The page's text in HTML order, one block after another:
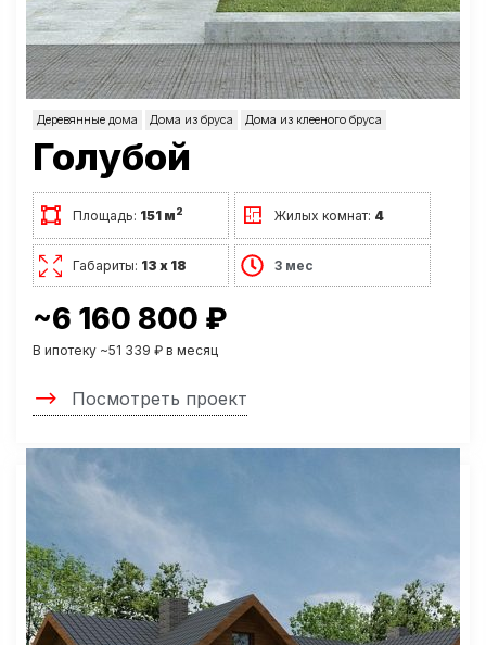
Деревянные дома Дома из бруса Дома из клееного бруса
Голубой
Площадь: 151 м2 Жилых комнат: 4
Габариты: 13 х 18 3 мес
~6 160 800 ₽
В ипотеку ~51 339 ₽ в месяц
Посмотреть проект